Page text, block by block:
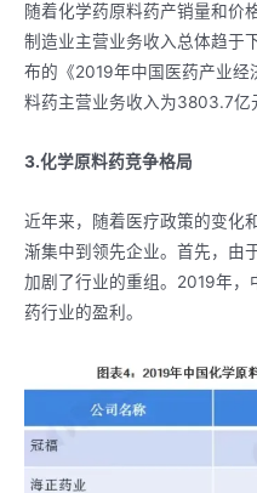
随着化学药原料药产销量和价
制造业主营业务收入总体趋于
布的《2019年中国医药产业
料药主营业务收入为3803.7亿
3.化学原料药竞争格局
近年来，随着医疗政策的变化
渐集中到领先企业。首先，由
加剧了行业的重组。2019年
药行业的盈利。